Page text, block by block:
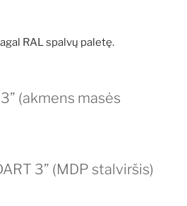
RAL spalvų paletę.
(akmens masės
3” (MDP stalviršis)